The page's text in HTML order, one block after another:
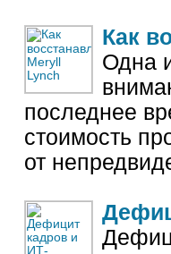
Как
Одна
последнее
стоимость
от